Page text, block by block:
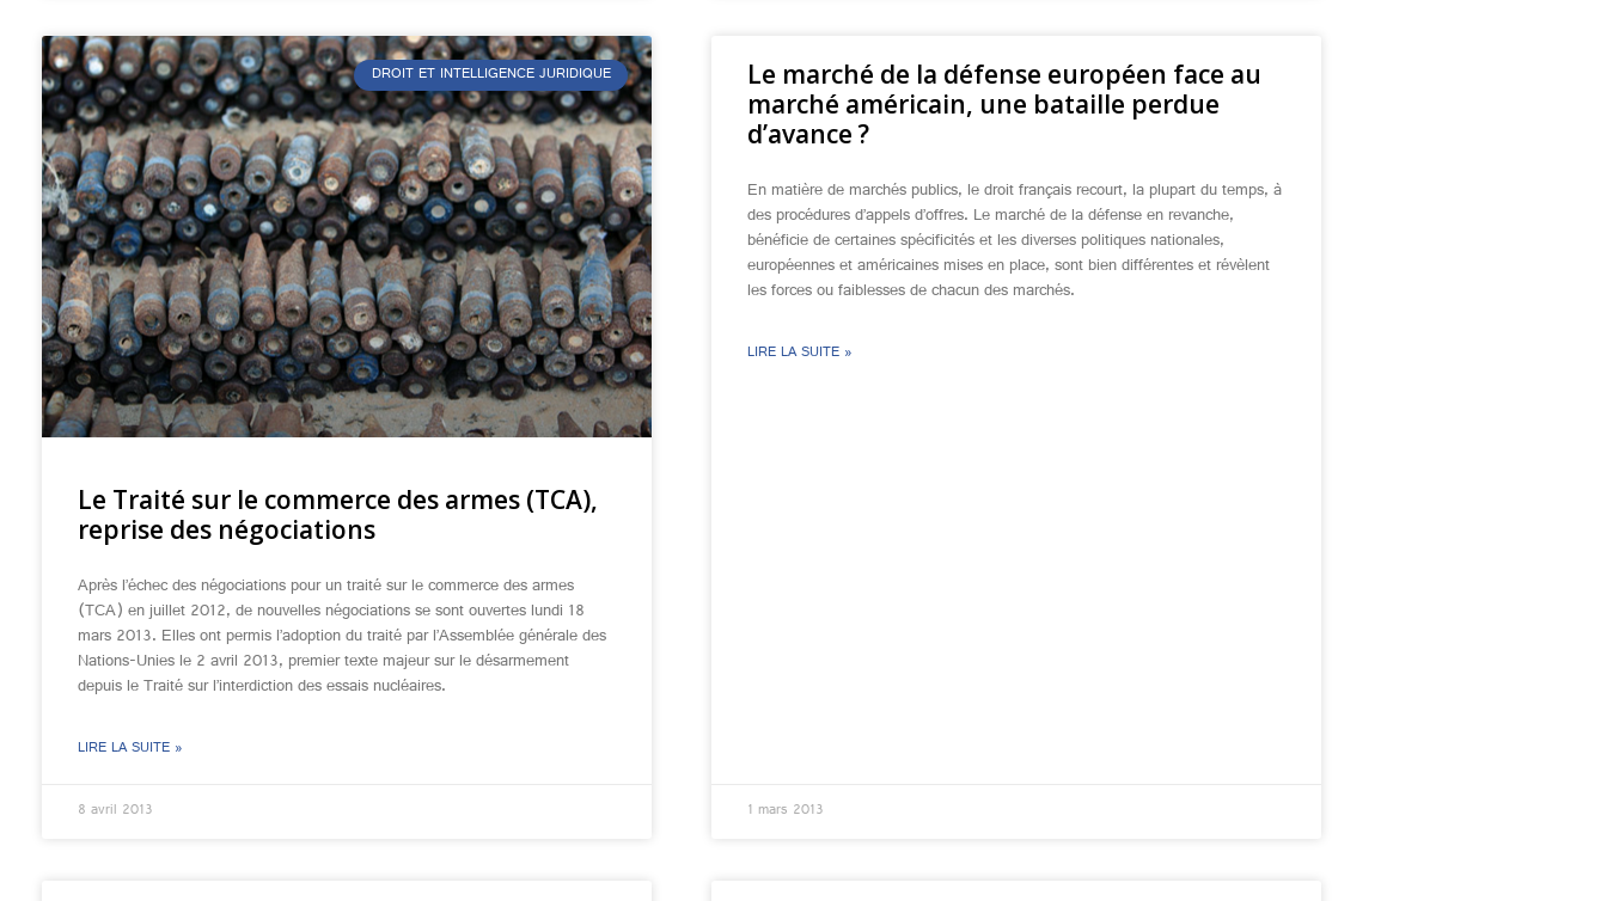
DROIT ET INTELLIGENCE JURIDIQUE
Le Traité sur le commerce des armes (TCA),
reprise des négociations
Après l’échec des négociations pour un traité sur le commerce des armes
(TCA) en juillet 2012, de nouvelles négociations se sont ouvertes lundi 18
mars 2013. Elles ont permis l’adoption du traité par l’Assemblée générale des
Nations-Unies le 2 avril 2013, premier texte majeur sur le désarmement
depuis le Traité sur l’interdiction des essais nucléaires.
LIRE LA SUITE »
8 avril 2013
Le marché de la défense européen face au
marché américain, une bataille perdue
d’avance ?
En matière de marchés publics, le droit français recourt, la plupart du temps, à
des procédures d’appels d’offres. Le marché de la défense en revanche,
bénéficie de certaines spécificités et les diverses politiques nationales,
européennes et américaines mises en place, sont bien différentes et révèlent
les forces ou faiblesses de chacun des marchés.
LIRE LA SUITE »
1 mars 2013